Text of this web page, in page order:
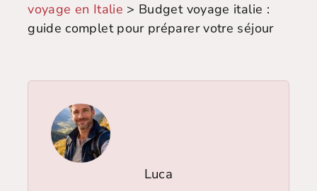
voyage en Italie > Budget voyage italie :
guide complet pour préparer votre séjour
Luca